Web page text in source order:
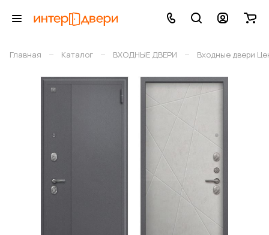
Главная – Каталог – ВХОДНЫЕ ДВЕРИ – Входные двери